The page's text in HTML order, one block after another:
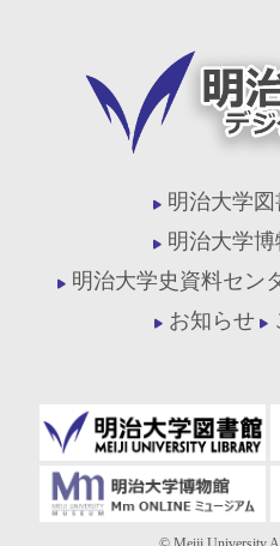
明治大学
明治大学
明治大学史資料セン
お知らせ